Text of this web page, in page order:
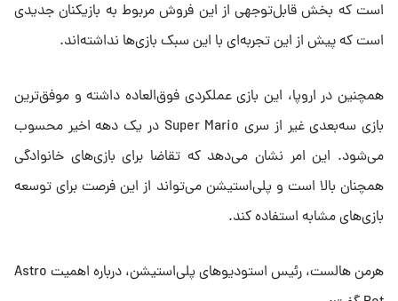
است که بخش قابل‌توجهی از این فروش مربوط به بازیکنان جدیدی
است که پیش از این تجربه‌ای با این سبک بازی‌ها نداشته‌اند.
همچنین در اروپا، این بازی عملکردی فوق‌العاده داشته و موفق‌ترین
بازی سه‌بعدی غیر از سری Super Mario در یک دهه اخیر محسوب
می‌شود. این امر نشان می‌دهد که تقاضا برای بازی‌های خانوادگی
همچنان بالا است و پلی‌استیشن می‌تواند از این فرصت برای توسعه
بازی‌های مشابه استفاده کند.
هرمن هالست، رئیس استودیوهای پلی‌استیشن، درباره اهمیت Astro